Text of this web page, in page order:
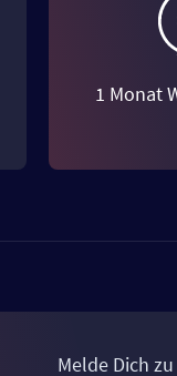
1 Monat
Melde Dich